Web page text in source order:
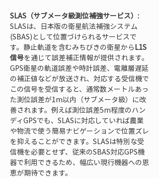
SLAS（サブメータ級測位補強サービス）:
SLASは、日本版の衛星航法補強システム
(SBAS)として位置づけられるサービスで
す。静止軌道を含むみちびきの衛星からL1S
信号を通じて誤差補正情報が提供されます。
GPS衛星の軌道誤差や時計誤差、電離層遅延
の補正値などが放送され、対応する受信機で
この信号を受信すると、通常数メートルあっ
た測位誤差が1m以内（サブメータ級）に改
善されます。例えば測位誤差5m程度のハン
ディGPSでも、SLASに対応していれば農業
や物流で使う簡易ナビゲーションで位置ズレ
を抑えることができます。SLASは特別な受
信機を必要とせず、従来のSBAS対応GPS機
器で利用できるため、幅広い現行機器への恩
恵が期待できます。